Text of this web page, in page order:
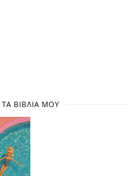
ΤΑ ΒΙΒΛΊΑ ΜΟΥ